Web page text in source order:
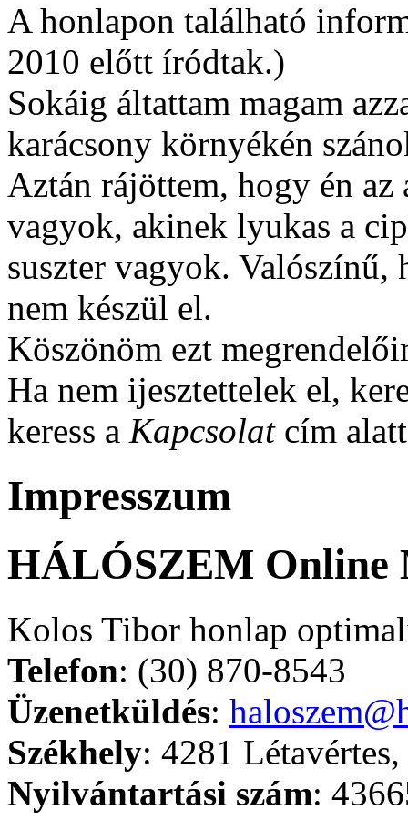
A honlapon található
2010 előtt íródtak.)
Sokáig áltattam magam
karácsony környékén
Aztán rájöttem, hogy én az
vagyok, akinek lyukas a
suszter vagyok. Valószínű,
nem készül el.
Köszönöm ezt
Ha nem ijesztettelek el,
keress a Kapcsolatcím alatt
Impresszum
HÁLÓSZEM Online
Kolos Tibor honlap
Telefon: (30) 870-8543
Üzenetküldés:
Székhely: 4281
Nyilvántartási szám: